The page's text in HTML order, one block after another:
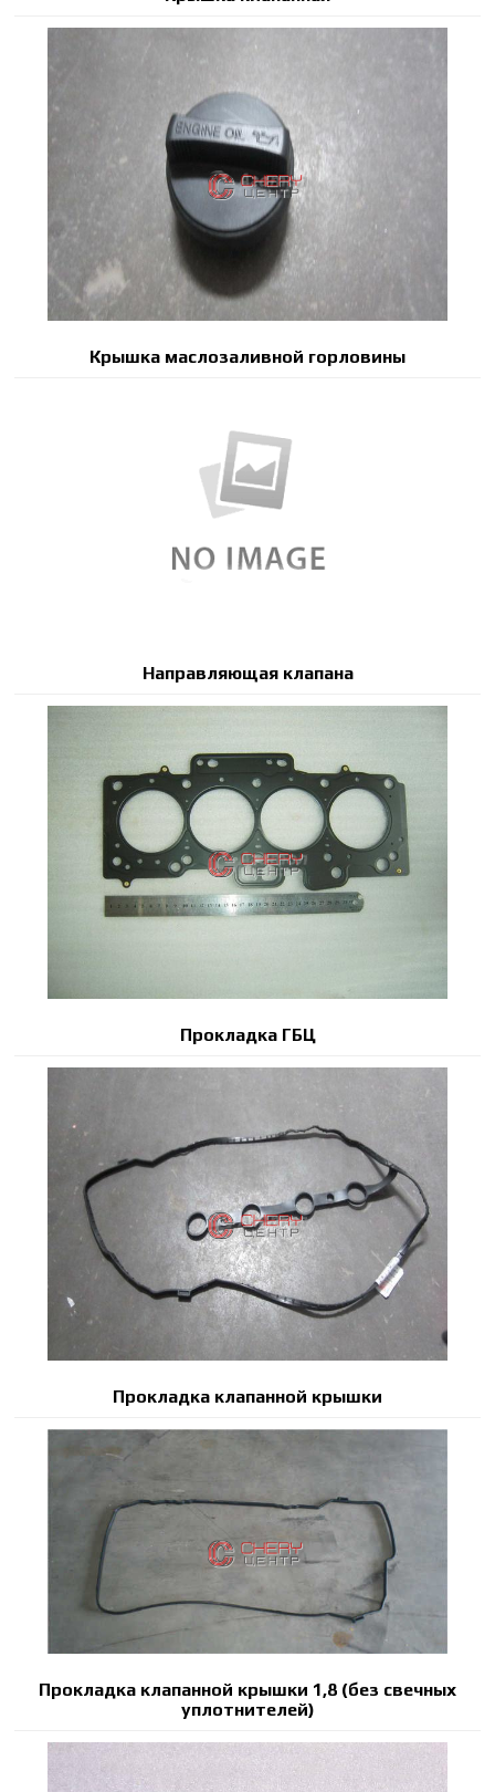
Крышка маслозаливной горловины
Направляющая клапана
Прокладка ГБЦ
Прокладка клапанной крышки
Прокладка клапанной крышки 1,8 (без свечных
уплотнителей)